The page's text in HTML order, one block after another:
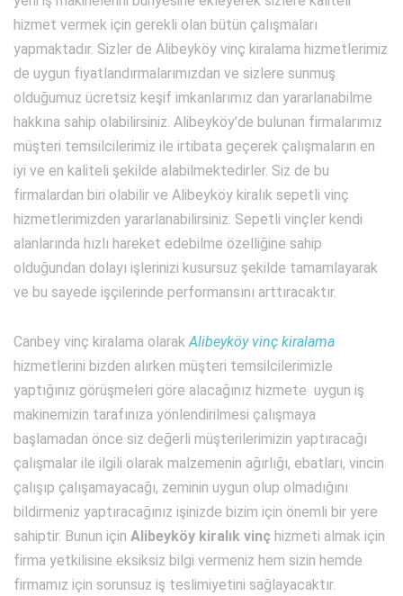
hizmet vermek için gerekli olan bütün çalışmaları
yapmaktadır. Sizler de Alibeyköy vinç kiralama hizmetlerimiz
de uygun fiyatlandırmalarımızdan ve sizlere sunmuş
olduğumuz ücretsiz keşif imkanlarımız dan yararlanabilme
hakkına sahip olabilirsiniz. Alibeyköy’de bulunan firmalarımız
müşteri temsilcilerimiz ile irtibata geçerek çalışmaların en
iyi ve en kaliteli şekilde alabilmektedirler. Siz de bu
firmalardan biri olabilir ve Alibeyköy kiralık sepetli vinç
hizmetlerimizden yararlanabilirsiniz. Sepetli vinçler kendi
alanlarında hızlı hareket edebilme özelliğine sahip
olduğundan dolayı işlerinizi kusursuz şekilde tamamlayarak
ve bu sayede işçilerinde performansını arttıracaktır.
Canbey vinç kiralama olarakAlibeyköy vinç kiralama
hizmetlerini bizden alırken müşteri temsilcilerimizle
yaptığınız görüşmeleri göre alacağınız hizmete uygun iş
makinemizin tarafınıza yönlendirilmesi çalışmaya
başlamadan önce siz değerli müşterilerimizin yaptıracağı
çalışmalar ile ilgili olarak malzemenin ağırlığı, ebatları, vincin
çalışıp çalışamayacağı, zeminin uygun olup olmadığını
bildirmeniz yaptıracağınız işinizde bizim için önemli bir yere
sahiptir. Bunun için Alibeyköy kiralık vinç hizmeti almak için
firma yetkilisine eksiksiz bilgi vermeniz hem sizin hemde
firmamız için sorunsuz iş teslimiyetini sağlayacaktır.